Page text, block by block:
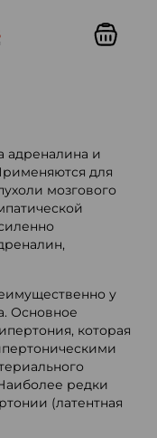
адреналина и
для
мозгового
у
Основное
которая
редки
(латентная